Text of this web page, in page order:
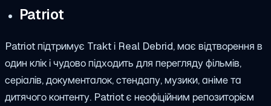
Patriot
Patriot підтримує Trakt і Real Debrid, має відтворення в
один клік і чудово підходить для перегляду фільмів,
серіалів, документалок, стендапу, музики, аніме та
дитячого контенту. Patriot є неофіційним репозиторієм